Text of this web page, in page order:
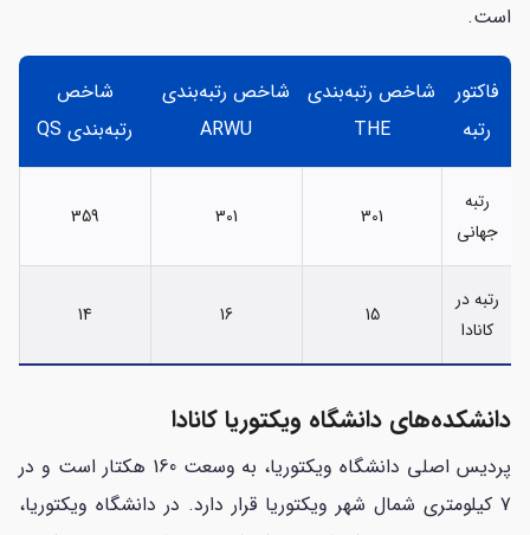
است.
فاکتور
رتبه
شاخص رتبه‌بندی
THE
شاخص رتبه‌بندی
ARWU
شاخص
رتبه‌بندی QS
رتبه
جهانی
301
301
359
رتبه در
کانادا
15
16
14
دانشکده‌های دانشگاه ویکتوریا کانادا
پردیس اصلی دانشگاه ویکتوریا، به وسعت 160 هکتار است و در
7 کیلومتری شمال شهر ویکتوریا قرار دارد. در دانشگاه ویکتوریا،